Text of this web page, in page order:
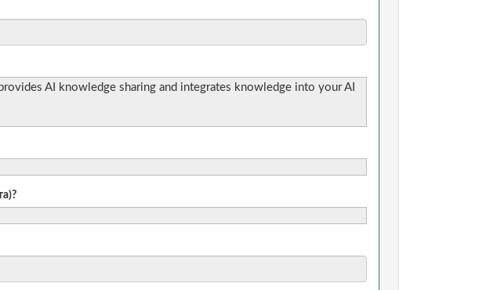
AI knowledge sharing and integrates knowledge into your AI